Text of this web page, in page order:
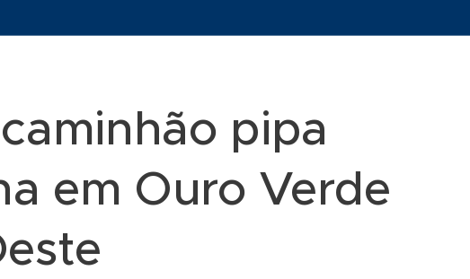
pipa
em Ouro Verde